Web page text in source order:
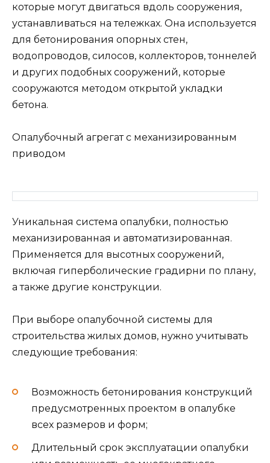
которые могут двигаться вдоль сооружения,
устанавливаться на тележках. Она используется
для бетонирования опорных стен,
водопроводов, силосов, коллекторов, тоннелей
и других подобных сооружений, которые
сооружаются методом открытой укладки
бетона.
Опалубочный агрегат с механизированным
приводом
Уникальная система опалубки, полностью
механизированная и автоматизированная.
Применяется для высотных сооружений,
включая гиперболические градирни по плану,
а также другие конструкции.
При выборе опалубочной системы для
строительства жилых домов, нужно учитывать
следующие требования:
Возможность бетонирования конструкций
предусмотренных проектом в опалубке
всех размеров и форм;
Длительный срок эксплуатации опалубки